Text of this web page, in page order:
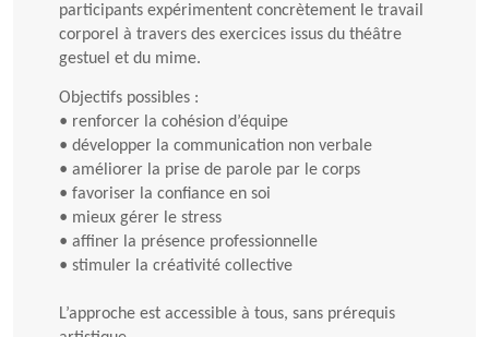
participants expérimentent concrètement le travail
corporel à travers des exercices issus du théâtre
gestuel et du mime.
Objectifs possibles :
• renforcer la cohésion d’équipe
• développer la communication non verbale
• améliorer la prise de parole par le corps
• favoriser la confiance en soi
• mieux gérer le stress
• affiner la présence professionnelle
• stimuler la créativité collective
L’approche est accessible à tous, sans prérequis